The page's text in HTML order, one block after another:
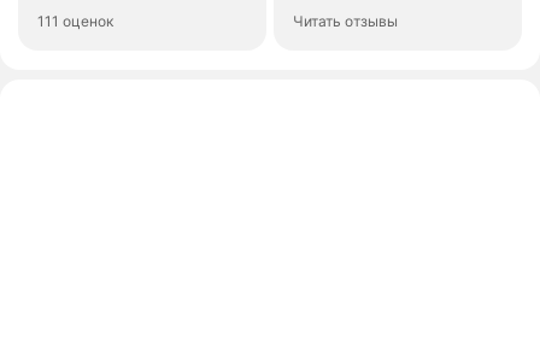
111 оценок Читать отзывы